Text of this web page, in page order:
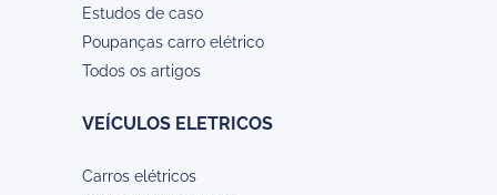
Estudos de caso
Poupanças carro elétrico
Todos os artigos
VEÍCULOS ELETRICOS
Carros elétricos